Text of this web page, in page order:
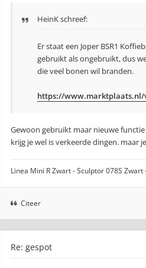
HeinKschreef:
Er staat een Joper BSR1
gebruikt als ongebruikt, dus
die veel bonen wil branden.
https://www.marktplaats.nl/
Gewoon gebruikt maar nieuwe
krijg je wel is verkeerde dingen. maar
Linea Mini R Zwart - Sculptor 078S
Citeer
Re: gespot